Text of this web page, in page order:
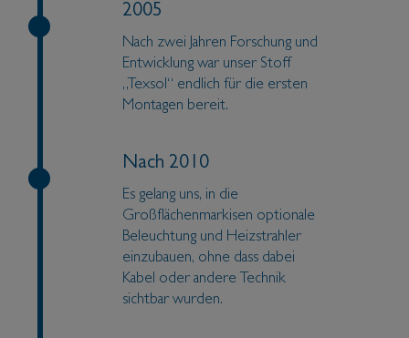
2005
Nach zwei Jahren Forschung und
Entwicklung war unser Stoff
„Texsol“ endlich für die ersten
Montagen bereit.
Nach 2010
Es gelang uns, in die
Großflächenmarkisen optionale
Beleuchtung und Heizstrahler
einzubauen, ohne dass dabei
Kabel oder andere Technik
sichtbar wurden.